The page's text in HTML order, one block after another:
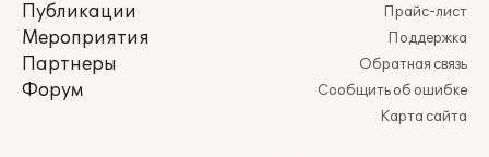
Публикации
Мероприятия
Партнеры
Форум
Прайс-лист
Поддержка
Обратная связь
Сообщить об ошибке
Карта сайта